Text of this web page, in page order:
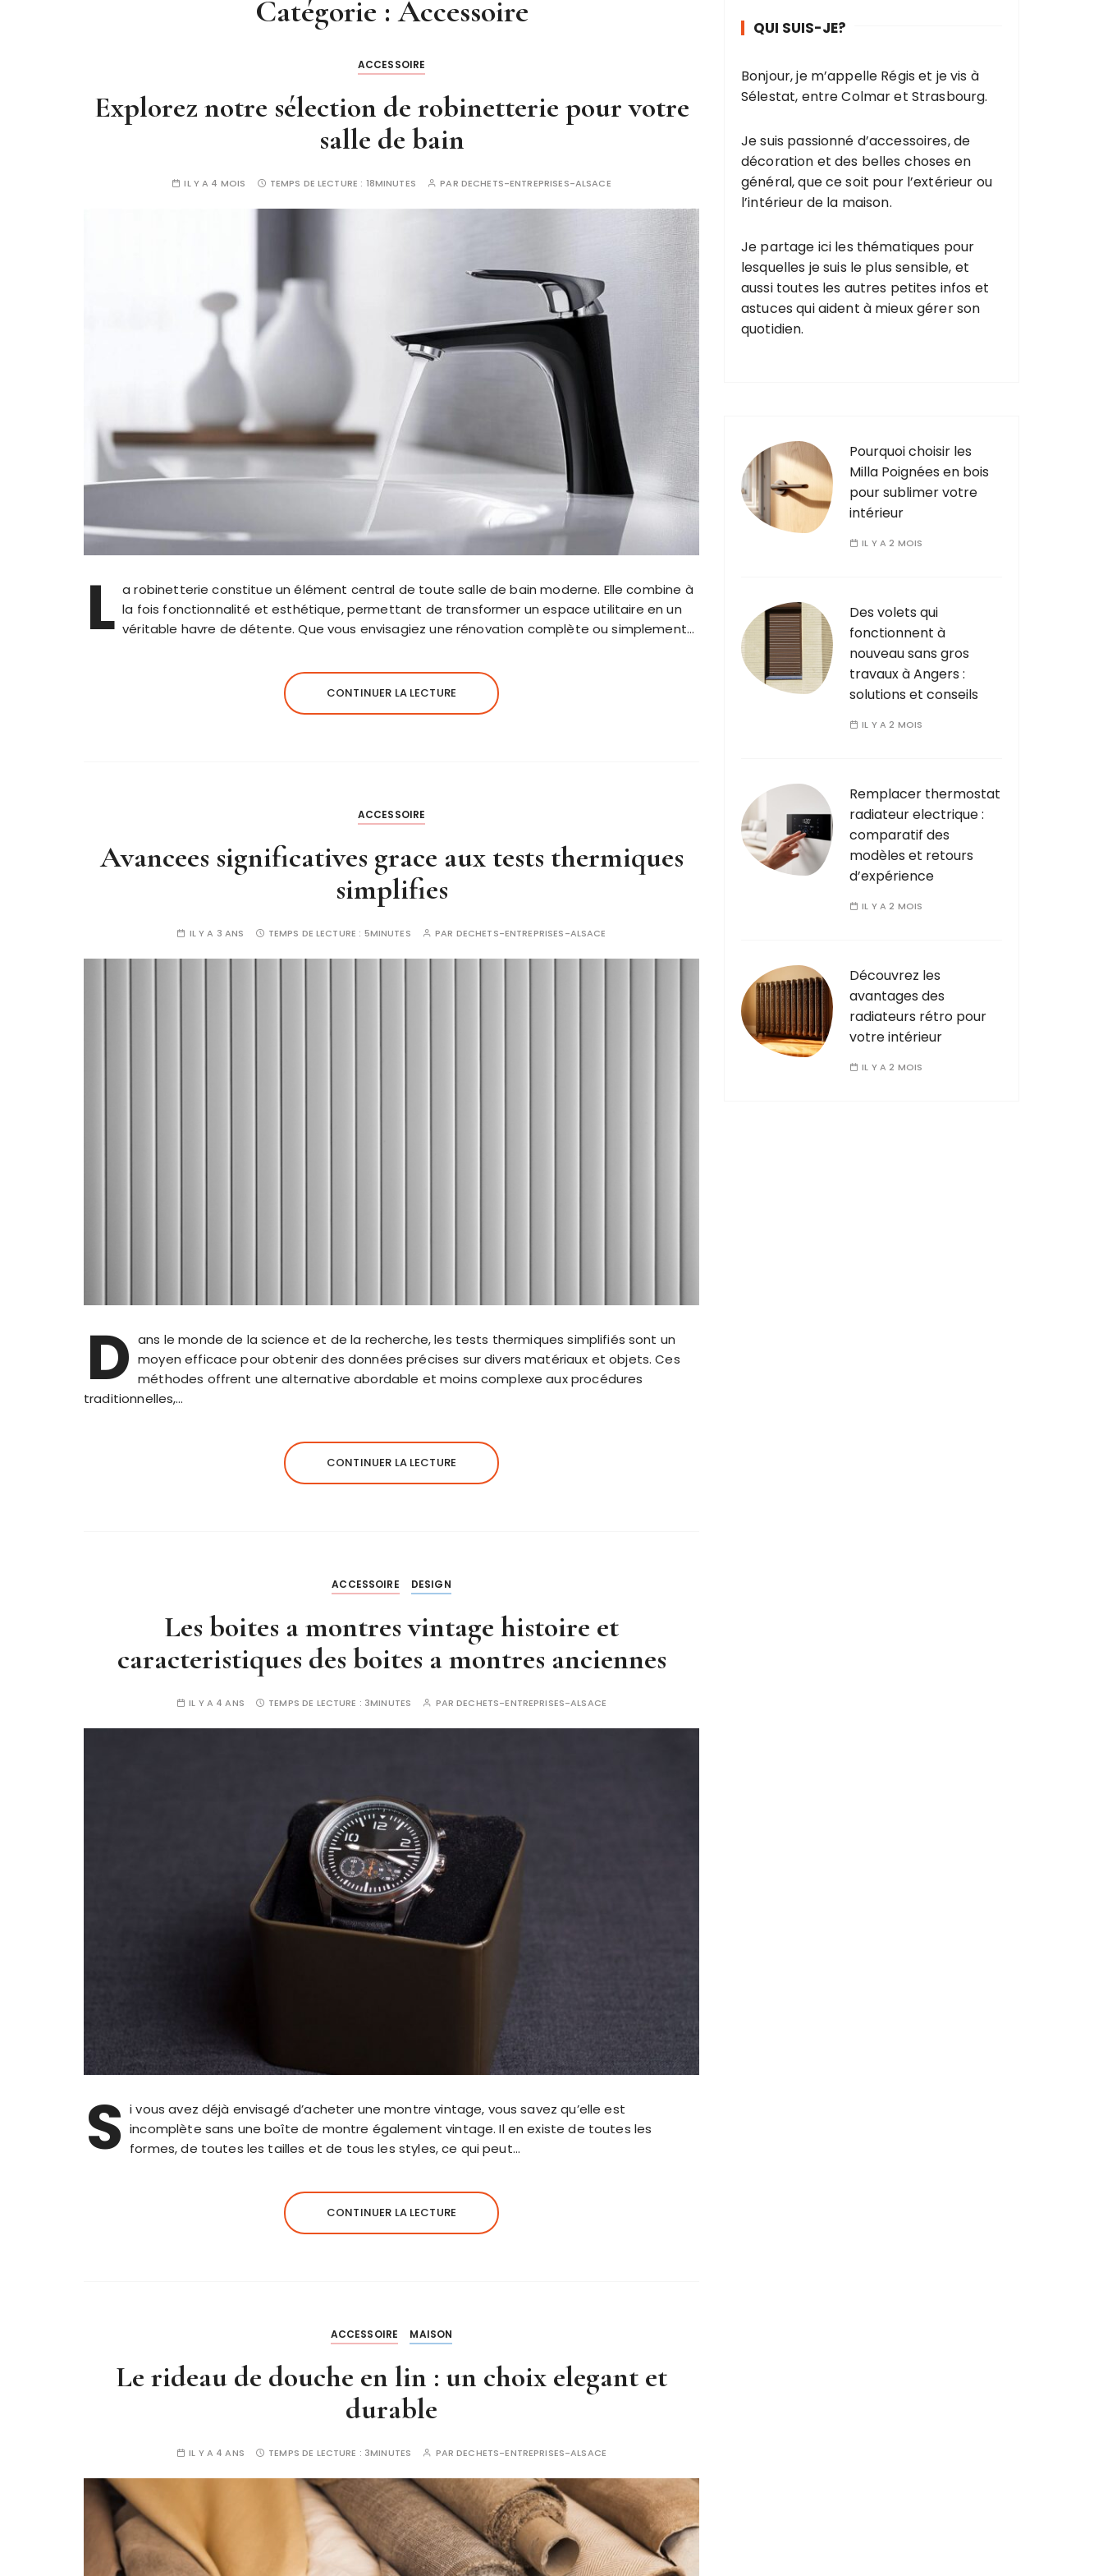
Catégorie :Accessoire
ACCESSOIRE
Explorez notre sélection de robinetterie pour votre
salle de bain
IL Y A 4 MOIS TEMPS DE LECTURE : 18MINUTES PAR DECHETS-ENTREPRISES-ALSACE
L a robinetterie constitue un élément central de toute salle de bain moderne. Elle combine à
la fois fonctionnalité et esthétique, permettant de transformer un espace utilitaire en un
véritable havre de détente. Que vous envisagiez une rénovation complète ou simplement…
CONTINUER LA LECTURE
ACCESSOIRE
Avancees significatives grace aux tests thermiques
simplifies
IL Y A 3 ANS TEMPS DE LECTURE : 5MINUTES PAR DECHETS-ENTREPRISES-ALSACE
D ans le monde de la science et de la recherche, les tests thermiques simplifiés sont un
moyen efficace pour obtenir des données précises sur divers matériaux et objets. Ces
méthodes offrent une alternative abordable et moins complexe aux procédures
traditionnelles,…
CONTINUER LA LECTURE
ACCESSOIRE DESIGN
Les boites a montres vintage histoire et
caracteristiques des boites a montres anciennes
IL Y A 4 ANS TEMPS DE LECTURE : 3MINUTES PARDECHETS-ENTREPRISES-ALSACE
S i vous avez déjà envisagé d’acheter une montre vintage, vous savez qu’elle est
incomplète sans une boîte de montre également vintage. Il en existe de toutes les
formes, de toutes les tailles et de tous les styles, ce qui peut…
CONTINUER LA LECTURE
ACCESSOIRE MAISON
Le rideau de douche en lin : un choix elegant et
durable
IL Y A 4 ANS TEMPS DE LECTURE : 3MINUTES PARDECHETS-ENTREPRISES-ALSACE
QUI SUIS-JE?
Bonjour, je m’appelle Régis et je vis à
Sélestat, entre Colmar et Strasbourg.
Je suis passionné d’accessoires, de
décoration et des belles choses en
général, que ce soit pour l’extérieur ou
l’intérieur de la maison.
Je partage ici les thématiques pour
lesquelles je suis le plus sensible, et
aussi toutes les autres petites infos et
astuces qui aident à mieux gérer son
quotidien.
Pourquoi choisir les
Milla Poignées en bois
pour sublimer votre
intérieur
IL Y A 2 MOIS
Des volets qui
fonctionnent à
nouveau sans gros
travaux à Angers :
solutions et conseils
IL Y A 2 MOIS
Remplacer thermostat
radiateur electrique :
comparatif des
modèles et retours
d’expérience
IL Y A 2 MOIS
Découvrez les
avantages des
radiateurs rétro pour
votre intérieur
IL Y A 2 MOIS